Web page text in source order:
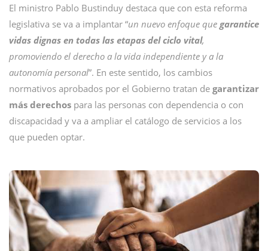
El ministro Pablo Bustinduy destaca que con esta reforma
legislativa se va a implantar “un nuevo enfoque que garantice
vidas dignas en todas las etapas del ciclo vital,
promoviendo el derecho a la vida independiente y a la
autonomía personal”. En este sentido, los cambios
normativos aprobados por el Gobierno tratan de garantizar
más derechos para las personas con dependencia o con
discapacidad y va a ampliar el catálogo de servicios a los
que pueden optar.